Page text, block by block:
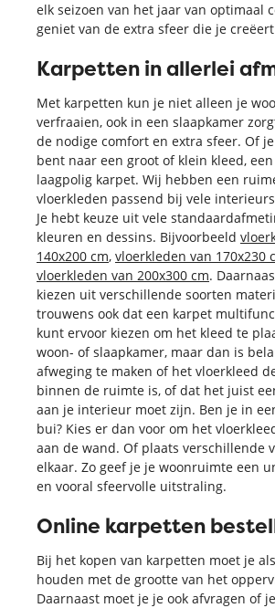
elk seizoen van het jaar van optimaal
geniet van de extra sfeer die je
Karpetten in allerlei
Met karpetten kun je niet alleen je
verfraaien, ook in een slaapkamer
de nodige comfort en extra sfeer. Of
bent naar een groot of klein kleed,
laagpolig karpet. Wij hebben een
vloerkleden passend bij vele
Je hebt keuze uit vele
kleuren en dessins. Bijvoorbeeld
140x200 cm, vloerkleden van 170x230
vloerkleden van 200x300 cm.
kiezen uit verschillende soorten
trouwens ook dat een karpet
kunt ervoor kiezen om het kleed te
woon- of slaapkamer, maar dan is
afweging te maken of het vloerkleed
binnen de ruimte is, of dat het juist
aan je interieur moet zijn. Ben je in
bui? Kies er dan voor om het
aan de wand. Of plaats verschillende
elkaar. Zo geef je je woonruimte een
en vooral sfeervolle uitstraling.
Online karpetten
Bij het kopen van karpetten moet je
houden met de grootte van het
Daarnaast moet je je ook afvragen of